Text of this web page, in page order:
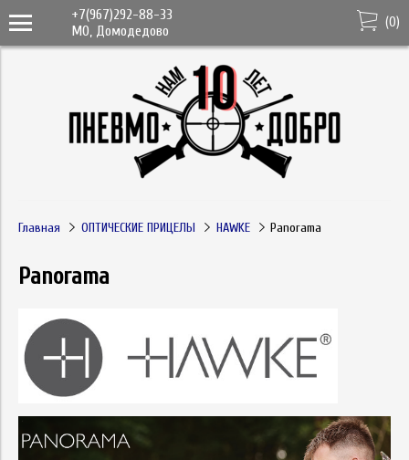
+7(967)292-88-33
МО, Домодедово
(0)
Главная ОПТИЧЕСКИЕ ПРИЦЕЛЫ HAWKE Panorama
Panorama